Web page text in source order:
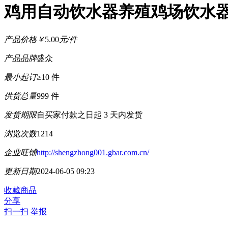
鸡用自动饮水器养殖鸡场饮水
产品价格￥5.00元/件
产品品牌盛众
最小起订≥10 件
供货总量999 件
发货期限自买家付款之日起 3 天内发货
浏览次数1214
企业旺铺http://shengzhong001.gbar.com.cn/
更新日期2024-06-05 09:23
收藏商品
分享
扫一扫 举报